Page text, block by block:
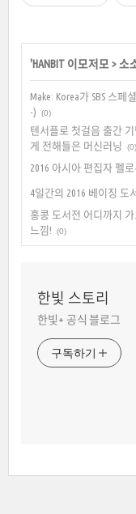
'HANBIT 이모저모 > 소
Make: Korea가 SBS 스
-)
(0)
텐서플로 첫걸음 출간
게 전해들은 머신러닝
(0)
2016 아시아 편집자 펠
4일간의 2016 베이징 도
홍콩 도서전 어디까지
느낌!
(0)
한빛 스토리
한빛+ 공식 블로그
구독하기